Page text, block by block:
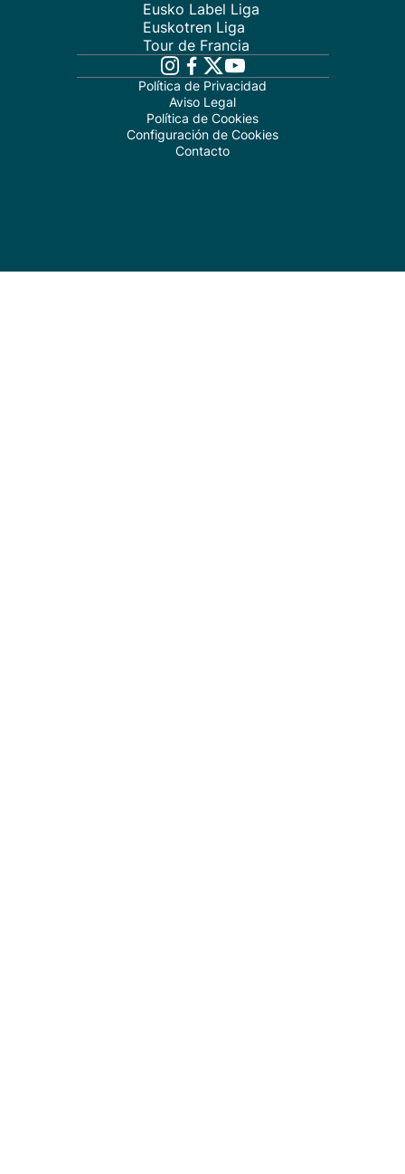
Eusko Label Liga
Euskotren Liga
Tour de Francia
Política de Privacidad
Aviso Legal
Política de Cookies
Configuración de Cookies
Contacto